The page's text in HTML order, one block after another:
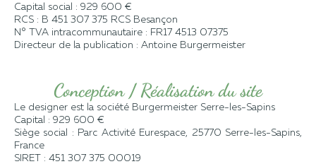
Capital social : 929 600 €
RCS : B 451 307 375 RCS Besançon
N° TVA intracommunautaire : FR17 4513 07375
Directeur de la publication : Antoine Burgermeister
Conception / Réalisation du site
Le designer est la société Burgermeister Serre-les-Sapins
Capital : 929 600 €
Siège social : Parc Activité Eurespace, 25770 Serre-les-Sapins,
France
SIRET : 451 307 375 00019